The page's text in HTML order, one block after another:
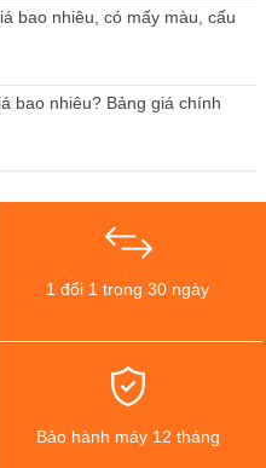
bao nhiêu, có mấy màu, cấu
bao nhiêu? Bảng giá chính
1 đổi 1 trong 30 ngày
Bảo hành máy 12 tháng